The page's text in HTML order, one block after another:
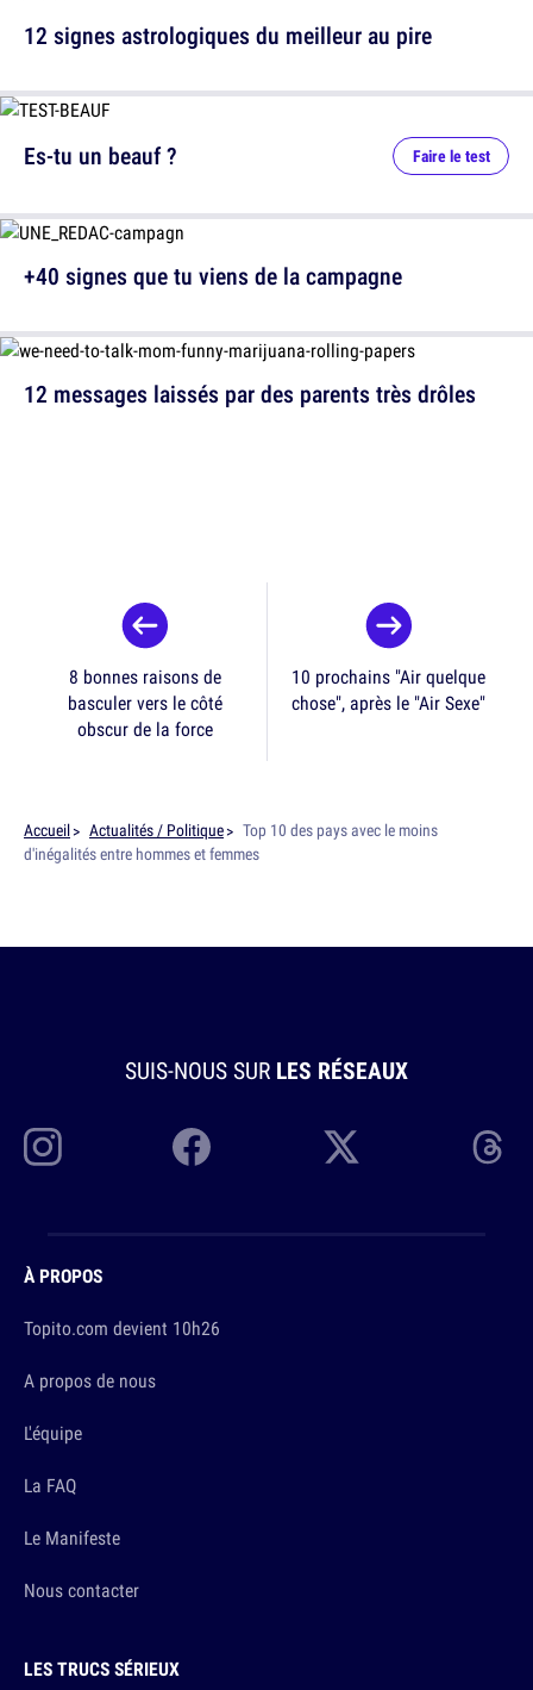
12 signes astrologiques du meilleur au pire
12 messages laissés par des parents très drôles
Es-tu un beauf ? Faire le test
+40 signes que tu viens de la campagne
8 bonnes raisons de
basculer vers le côté
obscur de la force
10 prochains "Air quelque
chose", après le "Air Sexe"
Accueil Actualités / Politique
Top 10 des pays avec le moins
d'inégalités entre hommes et femmes
SUIS-NOUS SUR LES RÉSEAUX
À PROPOS
Topito.com devient 10h26
A propos de nous
L'équipe
La FAQ
Le Manifeste
Nous contacter
LES TRUCS SÉRIEUX